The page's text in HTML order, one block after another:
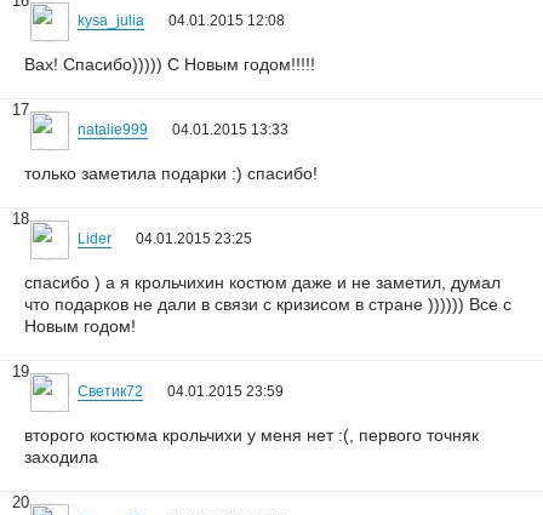
kysa_julia 04.01.2015 12:08
Вах! Спасибо))))) С Новым годом!!!!!
17
natalie999 04.01.2015 13:33
только заметила подарки :) спасибо!
18
Lider 04.01.2015 23:25
спасибо ) а я крольчихин костюм даже и не заметил, думал
что подарков не дали в связи с кризисом в стране )))))) Все с
Новым годом!
19
Светик72 04.01.2015 23:59
второго костюма крольчихи у меня нет :(, первого точняк
заходила
20